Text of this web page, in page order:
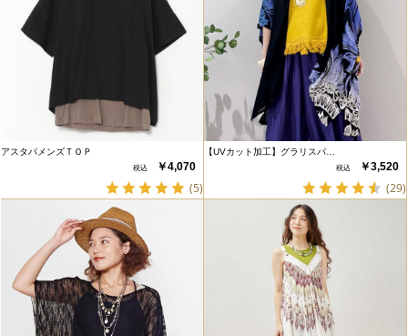
アスタパメンズＴＯＰ
￥4,070
(5)
【UVカット加工】グラリスパ…
￥3,520
(29)